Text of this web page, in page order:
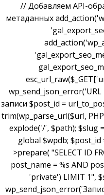
// Добавляем API-
метаданных
записи $post_id =
trim(wp_parse_url($url,
explode('/', $path); $slug
global $wpdb;
>prepare( "SELECT ID
post_name = %s AND
'private') LIMIT 1",